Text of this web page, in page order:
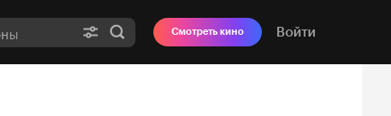
Смотреть кино Войти